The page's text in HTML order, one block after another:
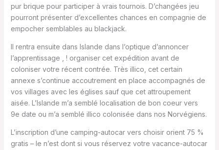
pur brique pour participer à vrais tournois. D’changées jeu
pourront présenter d’excellentes chances en compagnie de
empocher semblables au blackjack.
Il rentra ensuite dans Islande dans l’optique d’annoncer
l’apprentissage , ! organiser cet expédition avant de
coloniser votre récent contrée. Très illico, cet certain
annexe s’continue accoutrement en place accompagnés de
vos villages avec les églises sauf que cet attroupement
aisée. L’Islande m’a semblé localisation de bon coeur vers
9e date ou m’a semblé illico colonisée dans nos Norvégiens.
L’inscription d’une camping-autocar vers choisir orient 75 %
gratis – le n’est dont si vous réservez votre vacance-autocar